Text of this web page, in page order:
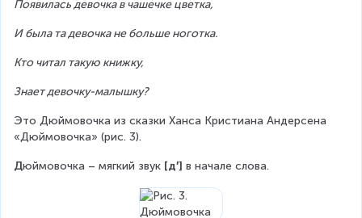
Появилась девочка в чашечке цветка,
И была та девочка не больше ноготка.
Кто читал такую книжку,
Знает девочку-малышку?
Это Дюймовочка из сказки Ханса Кристиана Андерсена
«Дюймовочка» (рис. 3).
Дюймовочка – мягкий звук [д′] в начале слова.